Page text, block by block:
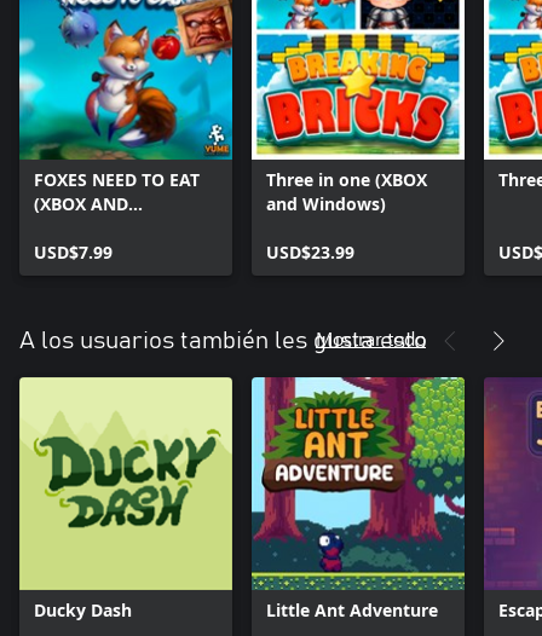
FOXES NEED TO EAT
(XBOX AND
USD$7.99
Three in one (XBOX
and Windows)
USD$23.99
A los usuarios también les gusta esto
Mostrar todo
Ducky Dash Little Ant Adventure